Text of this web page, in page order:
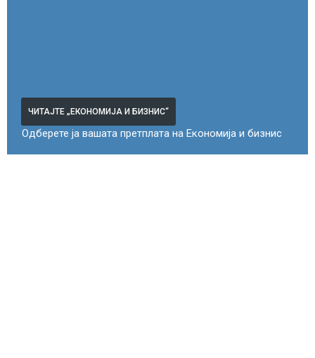
ЧИТАЈТЕ „ЕКОНОМИЈА И БИЗНИС“
Одберете ја вашата претплата на Економија и бизнис